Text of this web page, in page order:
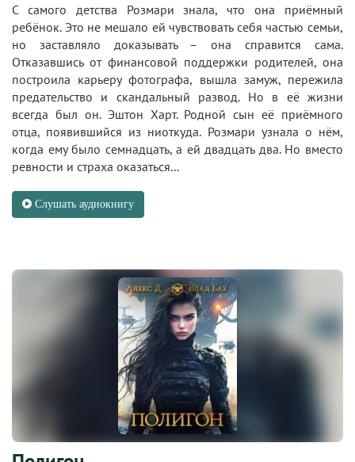
С самого детства Розмари знала, что она приёмный
ребёнок. Это не мешало ей чувствовать себя частью семьи,
но заставляло доказывать – она справится сама.
Отказавшись от финансовой поддержки родителей, она
построила карьеру фотографа, вышла замуж, пережила
предательство и скандальный развод. Но в её жизни
всегда был он. Эштон Харт. Родной сын её приёмного
отца, появившийся из ниоткуда. Розмари узнала о нём,
когда ему было семнадцать, а ей двадцать два. Но вместо
ревности и страха оказаться...
Слушать аудиокнигу